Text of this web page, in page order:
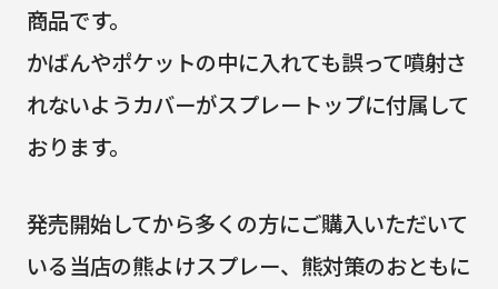
商品です。
かばんやポケットの中に入れても誤って噴射さ
れないようカバーがスプレートップに付属して
おります。
発売開始してから多くの方にご購入いただいて
いる当店の熊よけスプレー、熊対策のおともに